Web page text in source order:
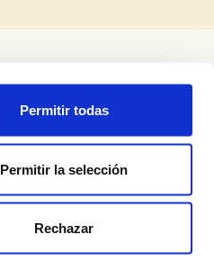
Permitir todas
Permitir la selección
Rechazar